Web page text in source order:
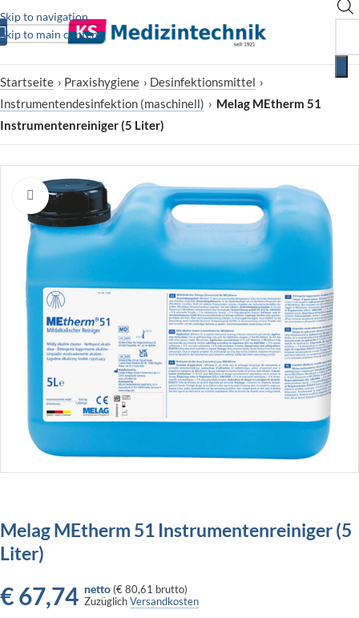
Skip to navigation
Skip to main content
Startseite › Praxishygiene › Desinfektionsmittel ›
Instrumentendesinfektion (maschinell) › Melag MEtherm 51
Instrumentenreiniger (5 Liter)
Zum Vergrößern klicken
Melag MEtherm 51 Instrumentenreiniger (5
Liter)
€67,74 netto (€ 80,61 brutto)
ZuzüglichVersandkosten